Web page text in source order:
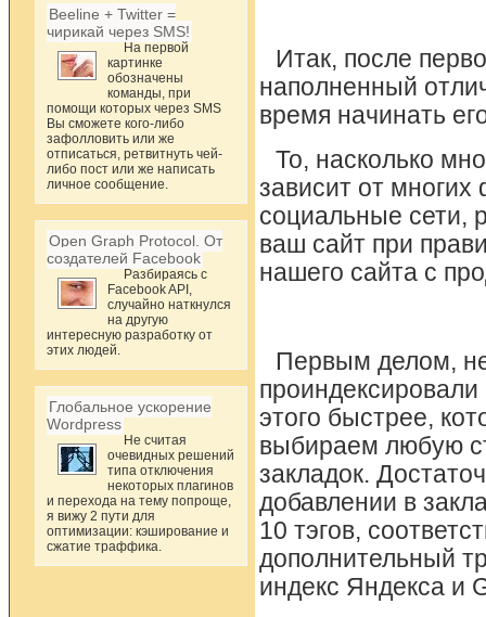
Beeline + Twitter =
чирикай через SMS!
На первой
картинке
обозначены
команды, при
помощи которых через SMS
Вы сможете кого-либо
зафолловить или же
отписаться, ретвитнуть чей-
либо пост или же написать
личное сообщение.
Open Graph Protocol. От
создателей Facebook
Разбираясь с
Facebook API,
случайно наткнулся
на другую
интересную разработку от
этих людей.
Глобальное ускорение
Wordpress
Не считая
очевидных решений
типа отключения
некоторых плагинов
и перехода на тему попроще,
я вижу 2 пути для
оптимизации: кэширование и
сжатие траффика.
Итак, после
наполненный
время начинать
То, насколько
зависит от
социальные сети,
ваш сайт при
нашего сайта с
Первым делом,
этого быстрее,
выбираем любую
закладок.
добавлении в
10 тэгов,
дополнительный
индекс Яндекса и